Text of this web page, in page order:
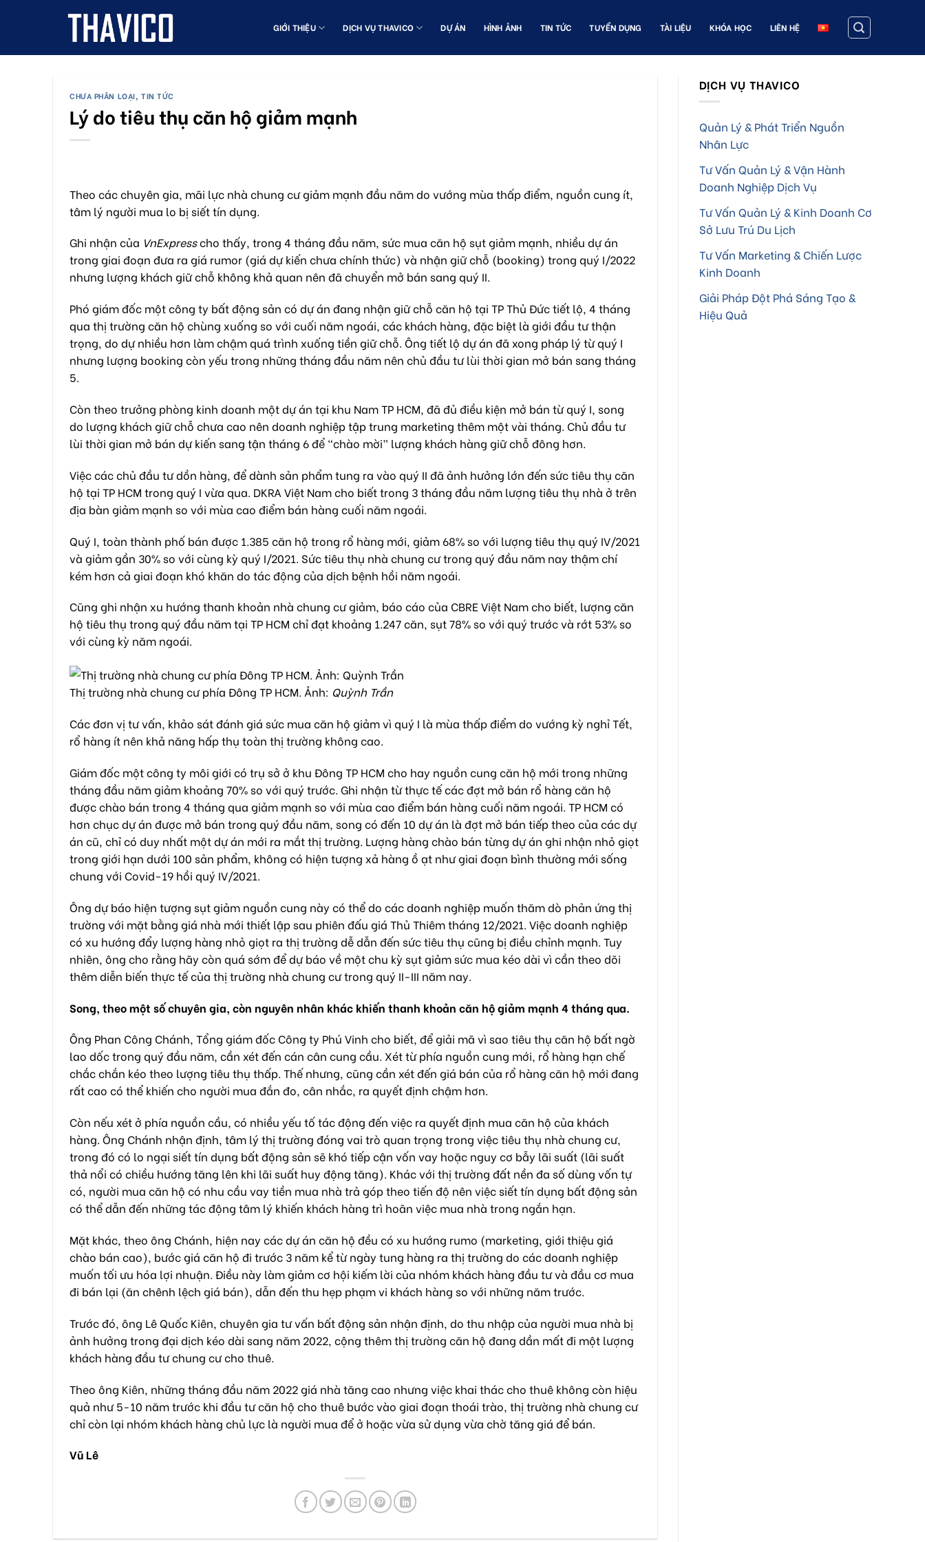
GIỚI THIỆU DỊCH VỤ THAVICO DỰ ÁN HÌNH ẢNH TIN TỨC TUYỂN DỤNG TÀI LIỆU KHÓA HỌC LIÊN HỆ
CHƯA PHÂN LOẠI, TIN TỨC
Lý do tiêu thụ căn hộ giảm mạnh
Theo các chuyên gia, mãi lực nhà chung cư giảm mạnh đầu năm do vướng mùa thấp điểm, nguồn cung ít,
tâm lý người mua lo bị siết tín dụng.
Ghi nhận của VnExpresscho thấy, trong 4 tháng đầu năm, sức mua căn hộ sụt giảm mạnh, nhiều dự án
trong giai đoạn đưa ra giá rumor (giá dự kiến chưa chính thức) và nhận giữ chỗ (booking) trong quý I/2022
nhưng lượng khách giữ chỗ không khả quan nên đã chuyển mở bán sang quý II.
Phó giám đốc một công ty bất động sản có dự án đang nhận giữ chỗ căn hộ tại TP Thủ Đức tiết lộ, 4 tháng
qua thị trường căn hộ chùng xuống so với cuối năm ngoái, các khách hàng, đặc biệt là giới đầu tư thận
trọng, do dự nhiều hơn làm chậm quá trình xuống tiền giữ chỗ. Ông tiết lộ dự án đã xong pháp lý từ quý I
nhưng lượng booking còn yếu trong những tháng đầu năm nên chủ đầu tư lùi thời gian mở bán sang tháng
5.
Còn theo trưởng phòng kinh doanh một dự án tại khu Nam TP HCM, đã đủ điều kiện mở bán từ quý I, song
do lượng khách giữ chỗ chưa cao nên doanh nghiệp tập trung marketing thêm một vài tháng. Chủ đầu tư
lùi thời gian mở bán dự kiến sang tận tháng 6 để “chào mời” lượng khách hàng giữ chỗ đông hơn.
Việc các chủ đầu tư dồn hàng, để dành sản phẩm tung ra vào quý II đã ảnh hưởng lớn đến sức tiêu thụ căn
hộ tại TP HCM trong quý I vừa qua. DKRA Việt Nam cho biết trong 3 tháng đầu năm lượng tiêu thụ nhà ở trên
địa bàn giảm mạnh so với mùa cao điểm bán hàng cuối năm ngoái.
Quý I, toàn thành phố bán được 1.385 căn hộ trong rổ hàng mới, giảm 68% so với lượng tiêu thụ quý IV/2021
và giảm gần 30% so với cùng kỳ quý I/2021. Sức tiêu thụ nhà chung cư trong quý đầu năm nay thậm chí
kém hơn cả giai đoạn khó khăn do tác động của dịch bệnh hồi năm ngoái.
Cũng ghi nhận xu hướng thanh khoản nhà chung cư giảm, báo cáo của CBRE Việt Nam cho biết, lượng căn
hộ tiêu thụ trong quý đầu năm tại TP HCM chỉ đạt khoảng 1.247 căn, sụt 78% so với quý trước và rớt 53% so
với cùng kỳ năm ngoái.
Thị trường nhà chung cư phía Đông TP HCM. Ảnh: Quỳnh Trần
Các đơn vị tư vấn, khảo sát đánh giá sức mua căn hộ giảm vì quý I là mùa thấp điểm do vướng kỳ nghỉ Tết,
rổ hàng ít nên khả năng hấp thụ toàn thị trường không cao.
Giám đốc một công ty môi giới có trụ sở ở khu Đông TP HCM cho hay nguồn cung căn hộ mới trong những
tháng đầu năm giảm khoảng 70% so với quý trước. Ghi nhận từ thực tế các đợt mở bán rổ hàng căn hộ
được chào bán trong 4 tháng qua giảm mạnh so với mùa cao điểm bán hàng cuối năm ngoái. TP HCM có
hơn chục dự án được mở bán trong quý đầu năm, song có đến 10 dự án là đợt mở bán tiếp theo của các dự
án cũ, chỉ có duy nhất một dự án mới ra mắt thị trường. Lượng hàng chào bán từng dự án ghi nhận nhỏ giọt
trong giới hạn dưới 100 sản phẩm, không có hiện tượng xả hàng ồ ạt như giai đoạn bình thường mới sống
chung với Covid-19 hồi quý IV/2021.
Ông dự báo hiện tượng sụt giảm nguồn cung này có thể do các doanh nghiệp muốn thăm dò phản ứng thị
trường với mặt bằng giá nhà mới thiết lập sau phiên đấu giá Thủ Thiêm tháng 12/2021. Việc doanh nghiệp
có xu hướng đẩy lượng hàng nhỏ giọt ra thị trường dễ dẫn đến sức tiêu thụ cũng bị điều chỉnh mạnh. Tuy
nhiên, ông cho rằng hãy còn quá sớm để dự báo về một chu kỳ sụt giảm sức mua kéo dài vì cần theo dõi
thêm diễn biến thực tế của thị trường nhà chung cư trong quý II-III năm nay.
Song, theo một số chuyên gia, còn nguyên nhân khác khiến thanh khoản căn hộ giảm mạnh 4 tháng qua.
Ông Phan Công Chánh, Tổng giám đốc Công ty Phú Vinh cho biết, để giải mã vì sao tiêu thụ căn hộ bất ngờ
lao dốc trong quý đầu năm, cần xét đến cán cân cung cầu. Xét từ phía nguồn cung mới, rổ hàng hạn chế
chắc chắn kéo theo lượng tiêu thụ thấp. Thế nhưng, cũng cần xét đến giá bán của rổ hàng căn hộ mới đang
rất cao có thể khiến cho người mua đắn đo, cân nhắc, ra quyết định chậm hơn.
Còn nếu xét ở phía nguồn cầu, có nhiều yếu tố tác động đến việc ra quyết định mua căn hộ của khách
hàng. Ông Chánh nhận định, tâm lý thị trường đóng vai trò quan trọng trong việc tiêu thụ nhà chung cư,
trong đó có lo ngại siết tín dụng bất động sản sẽ khó tiếp cận vốn vay hoặc nguy cơ bẫy lãi suất (lãi suất
thả nổi có chiều hướng tăng lên khi lãi suất huy động tăng). Khác với thị trường đất nền đa số dùng vốn tự
có, người mua căn hộ có nhu cầu vay tiền mua nhà trả góp theo tiến độ nên việc siết tín dụng bất động sản
có thể dẫn đến những tác động tâm lý khiến khách hàng trì hoãn việc mua nhà trong ngắn hạn.
Mặt khác, theo ông Chánh, hiện nay các dự án căn hộ đều có xu hướng rumo (marketing, giới thiệu giá
chào bán cao), bước giá căn hộ đi trước 3 năm kể từ ngày tung hàng ra thị trường do các doanh nghiệp
muốn tối ưu hóa lợi nhuận. Điều này làm giảm cơ hội kiếm lời của nhóm khách hàng đầu tư và đầu cơ mua
đi bán lại (ăn chênh lệch giá bán), dẫn đến thu hẹp phạm vi khách hàng so với những năm trước.
Trước đó, ông Lê Quốc Kiên, chuyên gia tư vấn bất động sản nhận định, do thu nhập của người mua nhà bị
ảnh hưởng trong đại dịch kéo dài sang năm 2022, cộng thêm thị trường căn hộ đang dần mất đi một lượng
khách hàng đầu tư chung cư cho thuê.
Theo ông Kiên, những tháng đầu năm 2022 giá nhà tăng cao nhưng việc khai thác cho thuê không còn hiệu
quả như 5-10 năm trước khi đầu tư căn hộ cho thuê bước vào giai đoạn thoái trào, thị trường nhà chung cư
chỉ còn lại nhóm khách hàng chủ lực là người mua để ở hoặc vừa sử dụng vừa chờ tăng giá để bán.
Vũ Lê
DỊCH VỤ THAVICO
Quản Lý & Phát Triển Nguồn
Nhân Lực
Tư Vấn Quản Lý & Vận Hành
Doanh Nghiệp Dịch Vụ
Tư Vấn Quản Lý & Kinh Doanh Cơ
Sở Lưu Trú Du Lịch
Tư Vấn Marketing & Chiến Lược
Kinh Doanh
Giải Pháp Đột Phá Sáng Tạo &
Hiệu Quả